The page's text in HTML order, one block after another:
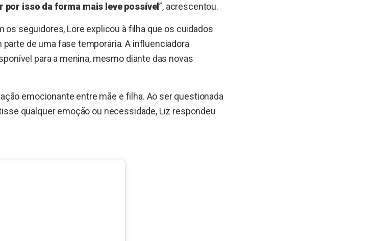
por isso da forma mais leve possível”, acrescentou.
os seguidores, Lore explicou à filha que os cuidados
de uma fase temporária. A influenciadora
para a menina, mesmo diante das novas
emocionante entre mãe e filha. Ao ser questionada
qualquer emoção ou necessidade, Liz respondeu